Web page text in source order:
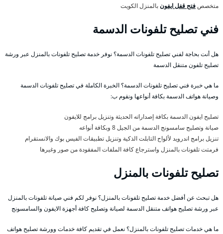
متخصصفتح قفل ايفونبالمنزل الكويت
فني تصليح تلفونات الدسمة
هل أنت بحاجة لفني تصليح تلفونات الدسمة؟ نوفر خدمة تصليح تلفونات بالمنزل عبر ورشة
تصليح تلفون متنقل الدسمة
ما هي خبرة فني تصليح تلفونات الدسمة؟ الخبرة الكاملة في تصليح تلفونات الدسمة
وصيانة هواتف الدسمة بكافة أنواعها ونقوم ب:
تصليح ايفون الدسمة بكافة إصداراته الحديثة وتنزيل برامج للايفون
صيانة وتصليح سامسونج الدسمة من الجيل 8 وبكافة أنواعه
تنزيل برامج اندرويد لألواح التابلت الذكية وتنزيل تطبيقات الفيس بوك والانستقرام
فرمتت تلفونات بالمنزل واسترجاع كافة الملفات المفقودة من صور وغيرها
تصليح تلفونات بالمنزل
هل تبحث عن أفضل خدمة تصليح تلفونات بالمنزل؟ نوفر لكم فني صيانة تلفونات بالمنزل
عبر ورشة تصليح هواتف متنقل الدسمة لصيانة وتصليح كافة أجهزة الايفون والسامسونج
ما هي خدمات تصليح تلفونات بالمنزل؟ نعمل في تقديم كافة خدمات وورشة تصليح هواتف